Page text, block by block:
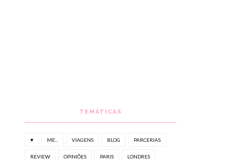
TEMÁTICAS
♥ ME... VIAGENS BLOG PARCERIAS
REVIEW OPINIÕES PARIS LONDRES